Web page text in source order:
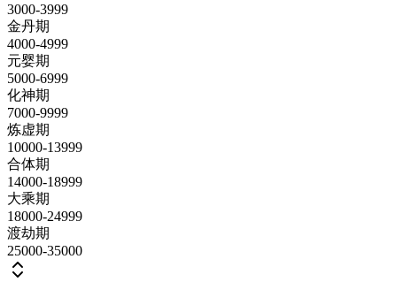
3000-3999
金丹期
4000-4999
元婴期
5000-6999
化神期
7000-9999
炼虚期
10000-13999
合体期
14000-18999
大乘期
18000-24999
渡劫期
25000-35000